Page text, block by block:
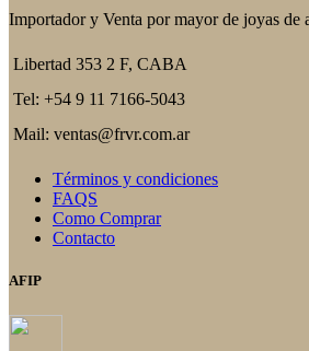
Importador y Venta por mayor de joyas de
Libertad 353 2 F, CABA
Tel: +54 9 11 7166-5043
Mail: ventas@frvr.com.ar
Términos y condiciones
FAQS
Como Comprar
Contacto
AFIP